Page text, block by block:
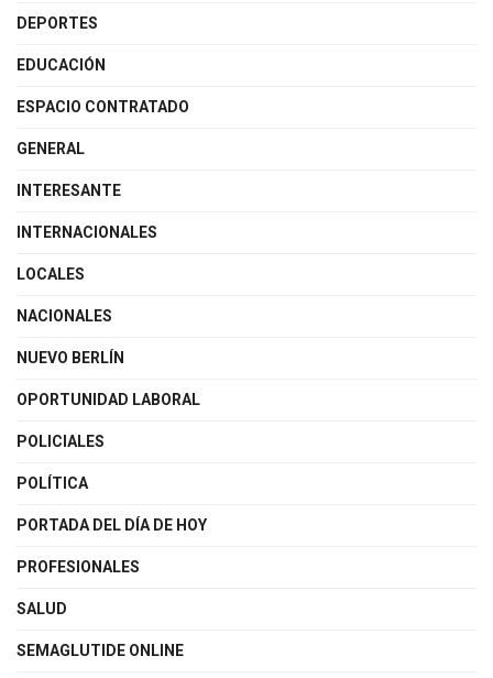
DEPORTES
EDUCACIÓN
ESPACIO CONTRATADO
GENERAL
INTERESANTE
INTERNACIONALES
LOCALES
NACIONALES
NUEVO BERLÍN
OPORTUNIDAD LABORAL
POLICIALES
POLÍTICA
PORTADA DEL DÍA DE HOY
PROFESIONALES
SALUD
SEMAGLUTIDE ONLINE